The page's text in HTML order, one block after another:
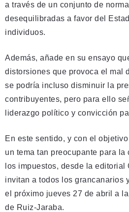
a través de un conjunto de
desequilibradas a favor del
individuos.
Además, añade en su ensayo
distorsiones que provoca el mal
se podría incluso disminuir la
contribuyentes, pero para ello
liderazgo político y convicción
En este sentido, y con el
un tema tan preocupante para la
los impuestos, desde la editorial
invitan a todos los grancanarios
el próximo jueves 27 de abril a
de Ruiz-Jaraba.